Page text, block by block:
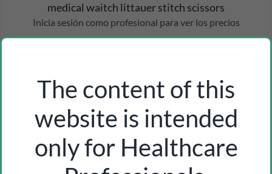
medical waitch littauer stitch scissors
Inicia sesión como profesional para ver los precios
The content of this
website is intended
only for Healthcare